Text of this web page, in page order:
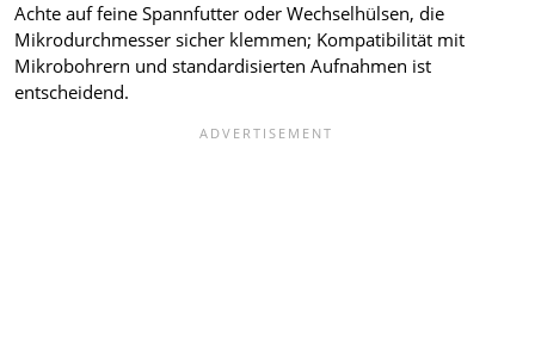
Achte auf feine Spannfutter oder Wechselhülsen, die
Mikrodurchmesser sicher klemmen; Kompatibilität mit
Mikrobohrern und standardisierten Aufnahmen ist
entscheidend.